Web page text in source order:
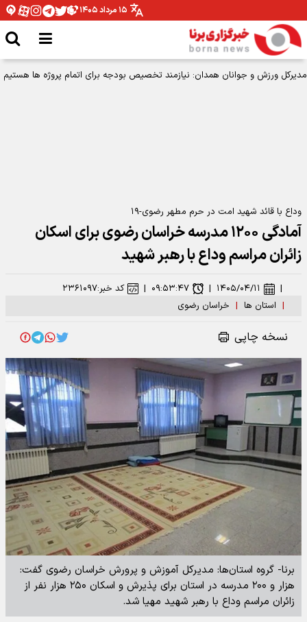
۱۵ مرداد ۱۴۰۵
وداع با قائد شهید امت در حرم مطهر رضوی-۱۹
آمادگی ۱۲۰۰ مدرسه خراسان رضوی برای اسکان
زائران مراسم وداع با رهبر شهید
| استان ها | خراسان رضوی
| ۱۴۰۵/۰۴/۱۱ | ۰۹:۵۳:۴۷ | کد خبر:۲۳۶۱۰۹۷
نسخه چاپی
برنا- گروه استان‌ها: مدیرکل آموزش و پرورش خراسان رضوی گفت:
هزار و ۲۰۰ مدرسه در استان برای پذیرش و اسکان ۲۵۰ هزار نفر از
زائران مراسم وداع با رهبر شهید مهیا شد.